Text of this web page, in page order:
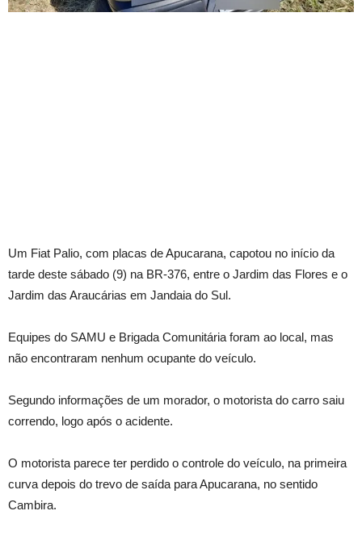
Um Fiat Palio, com placas de Apucarana, capotou no início da
tarde deste sábado (9) na BR-376, entre o Jardim das Flores e o
Jardim das Araucárias em Jandaia do Sul.
Equipes do SAMU e Brigada Comunitária foram ao local, mas
não encontraram nenhum ocupante do veículo.
Segundo informações de um morador, o motorista do carro saiu
correndo, logo após o acidente.
O motorista parece ter perdido o controle do veículo, na primeira
curva depois do trevo de saída para Apucarana, no sentido
Cambira.